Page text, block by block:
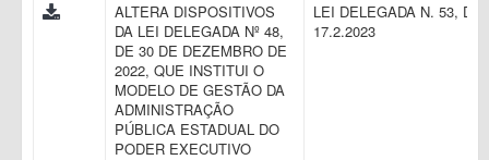
ALTERA DISPOSITIVOS
DA LEI DELEGADA Nº 48,
DE 30 DE DEZEMBRO DE
2022, QUE INSTITUI O
MODELO DE GESTÃO DA
ADMINISTRAÇÃO
PÚBLICA ESTADUAL DO
PODER EXECUTIVO
LEI DELEGADA N. 53, DE
17.2.2023